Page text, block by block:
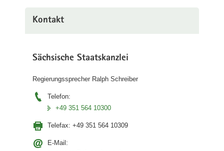
Kontakt
Sächsische Staatskanzlei
Regierungssprecher Ralph Schreiber
Telefon:
+49 351 564 10300
Telefax: +49 351 564 10309
E-Mail: